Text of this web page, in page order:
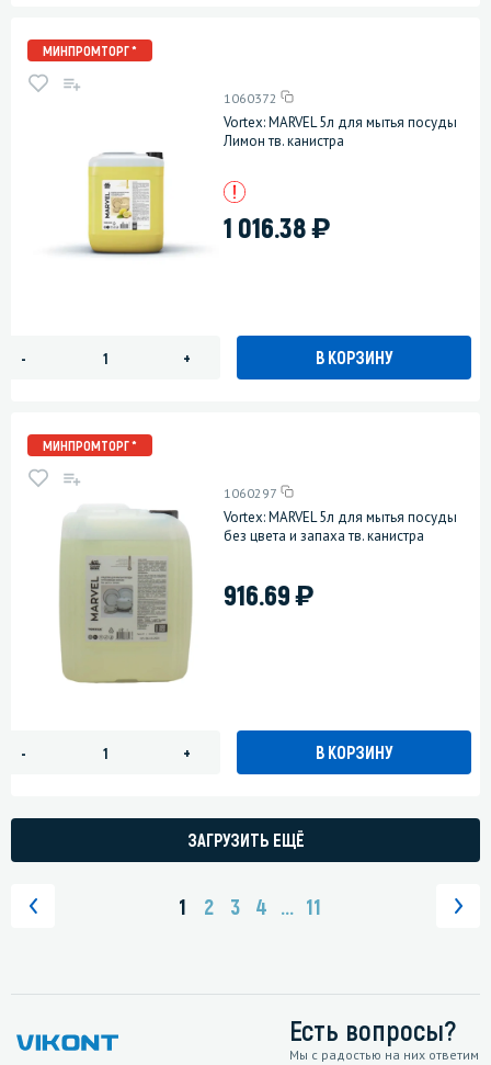
МИНПРОМТОРГ *
1060372
Vortex: MARVEL 5л для мытья посуды
Лимон тв. канистра
1 016.38)
- + В КОРЗИНУ
МИНПРОМТОРГ *
1060297
Vortex: MARVEL 5л для мытья посуды
без цвета и запаха тв. канистра
916.69)
- + В КОРЗИНУ
ЗАГРУЗИТЬ ЕЩЁ
1 2 3 4 ... 11
Есть вопросы?
Мы с радостью на них ответим